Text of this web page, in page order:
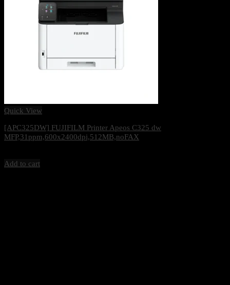
Quick View
[APC325DW] FUJIFILM Printer Apeos C325 dw
MFP,31ppm,600x2400dpi,512MB,noFAX
Add to cart